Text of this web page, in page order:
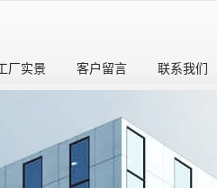
厂实景 客户留言 联系我们